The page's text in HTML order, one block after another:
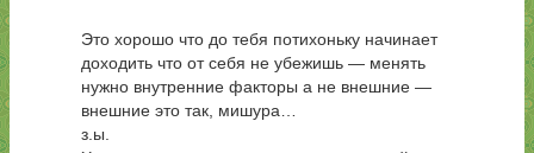
Это хорошо что до тебя потихоньку начинает
доходить что от себя не убежишь — менять
нужно внутренние факторы а не внешние —
внешние это так, мишура…
з.ы.